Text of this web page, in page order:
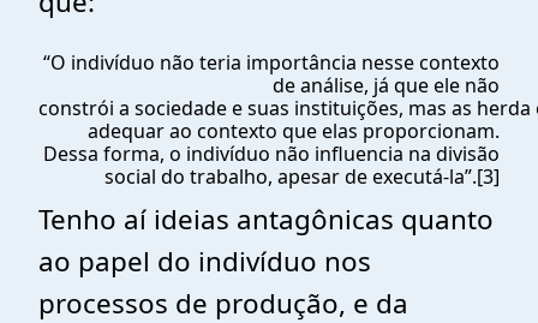
“O indivíduo não teria importância nesse contexto
de análise, já que ele não
constrói a sociedade e suas instituições, mas as herda
adequar ao contexto que elas proporcionam.
Dessa forma, o indivíduo não influencia na divisão
social do trabalho, apesar de executá-la”.[3]
Tenho aí ideias antagônicas quanto
ao papel do indivíduo nos
processos de produção, e da